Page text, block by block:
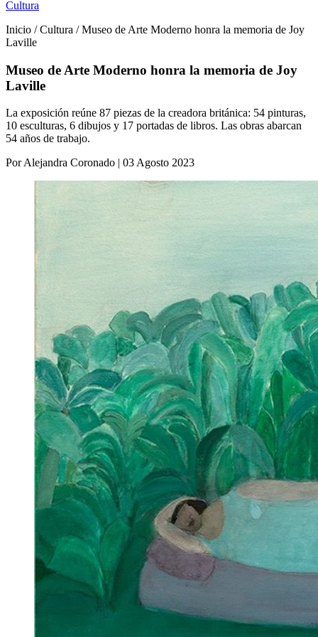
Cultura
Inicio / Cultura / Museo de Arte Moderno honra la memoria de Joy
Laville
Museo de Arte Moderno honra la memoria de Joy
Laville
La exposición reúne 87 piezas de la creadora británica: 54 pinturas,
10 esculturas, 6 dibujos y 17 portadas de libros. Las obras abarcan
54 años de trabajo.
Por Alejandra Coronado | 03 Agosto 2023